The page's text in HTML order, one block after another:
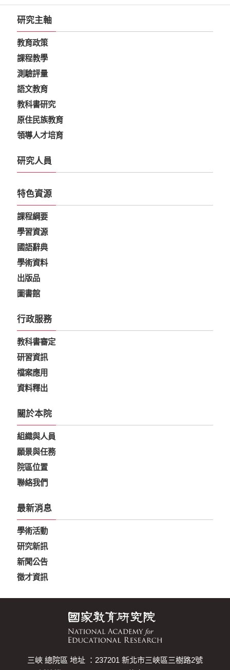
研究主軸
教育政策
課程教學
測驗評量
語文教育
教科書研究
原住民族教育
領導人才培育
研究人員
特色資源
課程綱要
學習資源
國語辭典
學術資料
出版品
圖書館
行政服務
教科書審定
研習資訊
檔案應用
資料釋出
關於本院
組織與人員
願景與任務
院區位置
聯絡我們
最新消息
學術活動
研究新訊
新聞公告
徵才資訊
三峽 總院區 地址 ：237201 新北市三峽區三樹路2號